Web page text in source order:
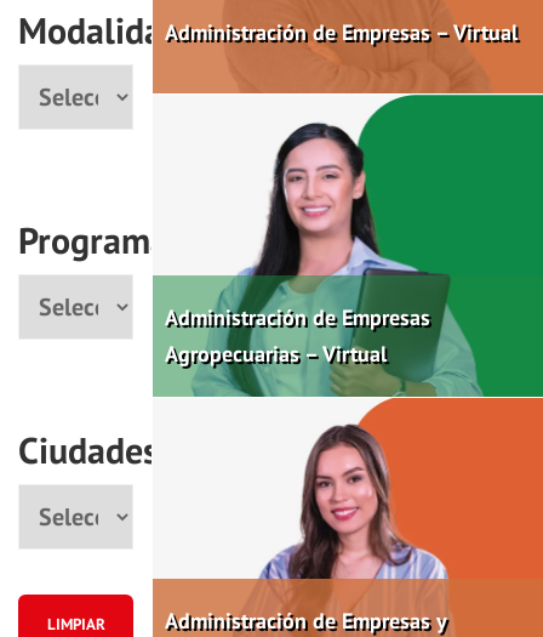
Modalidad
Programas
Ciudades
LIMPIAR
Administración de Empresas – Virtual
Administración de Empresas
Agropecuarias – Virtual
Administración de Empresas y